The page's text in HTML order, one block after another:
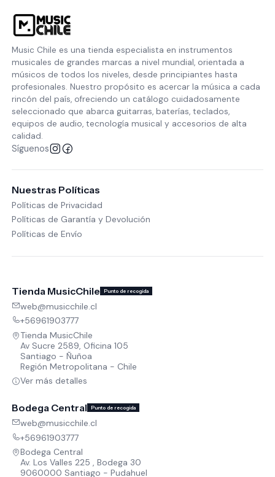
Music Chile es una tienda especialista en instrumentos
musicales de grandes marcas a nivel mundial, orientada a
músicos de todos los niveles, desde principiantes hasta
profesionales. Nuestro propósito es acercar la música a cada
rincón del país, ofreciendo un catálogo cuidadosamente
seleccionado que abarca guitarras, baterías, teclados,
equipos de audio, tecnología musical y accesorios de alta
calidad.
Síguenos
Nuestras Políticas
Políticas de Privacidad
Políticas de Garantía y Devolución
Políticas de Envío
Tienda MusicChile Punto de recogida
web@musicchile.cl
+56961903777
Tienda MusicChile
Av Sucre 2589, Oficina 105
Santiago - Ñuñoa
Región Metropolitana - Chile
Ver más detalles
Bodega Central Punto de recogida
web@musicchile.cl
+56961903777
Bodega Central
Av. Los Valles 225 , Bodega 30
9060000 Santiago - Pudahuel